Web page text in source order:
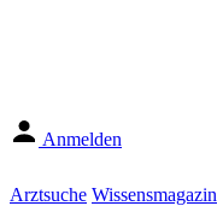
Anmelden
Arztsuche Wissensmagazin